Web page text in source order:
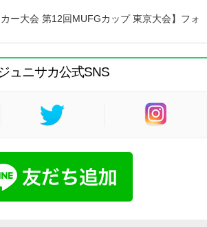
カー大会 第12回MUFGカップ 東京大会】フォ
ュニサカ公式SNS